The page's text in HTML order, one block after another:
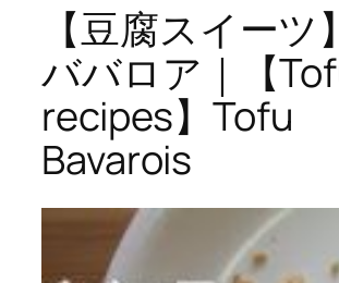
【豆腐スイーツ
ババロア｜【
recipes】Tofu
Bavarois